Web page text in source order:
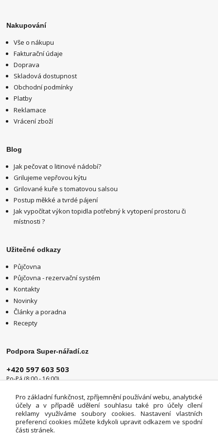
Nakupování
Vše o nákupu
Fakturační údaje
Doprava
Skladová dostupnost
Obchodní podmínky
Platby
Reklamace
Vrácení zboží
Blog
Jak pečovat o litinové nádobí?
Grilujeme vepřovou kýtu
Grilované kuře s tomatovou salsou
Postup měkké a tvrdé pájení
Jak vypočítat výkon topidla potřebný k vytopení prostoru či
místnosti ?
Užitečné odkazy
Půjčovna
Půjčovna - rezervační systém
Kontakty
Novinky
Články a poradna
Recepty
Podpora Super-nářadí.cz
+420 597 603 503
Po-Pá (8:00 - 16:00)
Pro základní funkčnost, zpříjemnění používání webu, analytické
účely a v případě udělení souhlasu také pro účely cílení
reklamy využíváme soubory cookies. Nastavení vlastních
preferencí cookies můžete kdykoli upravit odkazem ve spodní
části stránek.